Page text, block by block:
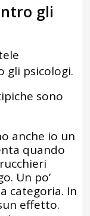
gli
gli psicologi.
sono
anche io un
quando
Un po’
categoria. In
effetto.